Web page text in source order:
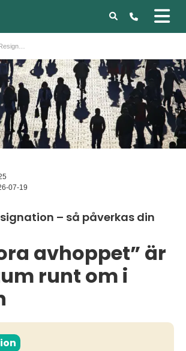
07-19
– så påverkas din
avhoppet” är
runt om i